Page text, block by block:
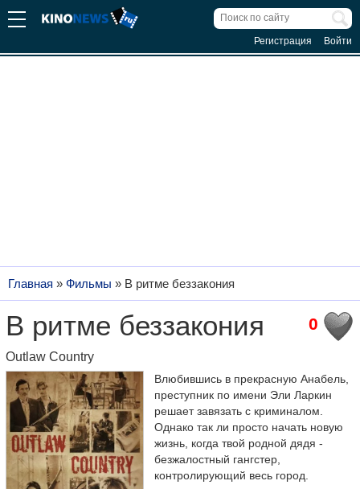
Регистрация Войти
Главная » Фильмы » В ритме беззакония
0
В ритме беззакония
Outlaw Country
Влюбившись в прекрасную Анабель,
преступник по имени Эли Ларкин
решает завязать с криминалом.
Однако так ли просто начать новую
жизнь, когда твой родной дядя -
безжалостный гангстер,
контролирующий весь город.